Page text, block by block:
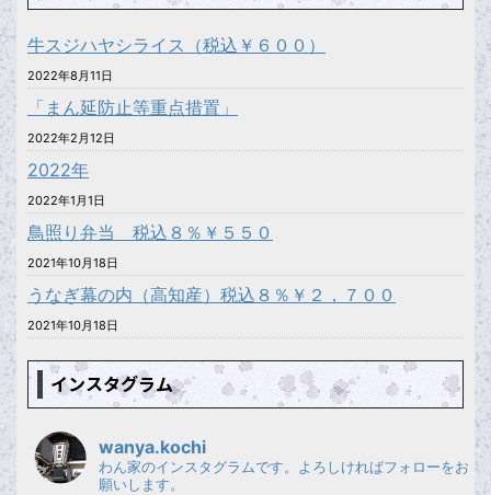
牛スジハヤシライス（税込￥６００）
2022年8月11日
「まん延防止等重点措置」
2022年2月12日
2022年
2022年1月1日
鳥照り弁当 税込８％￥５５０
2021年10月18日
うなぎ幕の内（高知産）税込８％￥２，７００
2021年10月18日
インスタグラム
wanya.kochi
わん家のインスタグラムです。よろしければフォローをお
願いします。